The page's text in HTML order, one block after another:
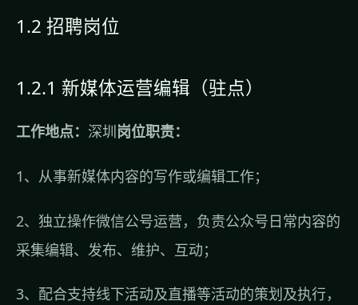
1.2 招聘岗位
1.2.1 新媒体运营编辑（驻点）
工作地点： 深圳岗位职责：
1、从事新媒体内容的写作或编辑工作；
2、独立操作微信公号运营，负责公众号日常内容的
采集编辑、发布、维护、互动；
3、配合支持线下活动及直播等活动的策划及执行，